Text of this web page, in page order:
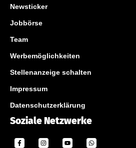
Newsticker
Jobbörse
Team
Werbemöglichkeiten
Stellenanzeige schalten
Impressum
Datenschutzerklärung
Soziale Netzwerke